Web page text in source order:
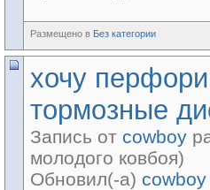
Размещено в Без категории
хочу
тормозные
Запись от cowboy
молодого ковбоя)
Обновил(-а) cowboy